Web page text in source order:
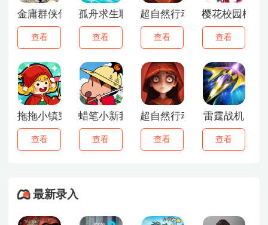
金庸群侠传3重制版
查看
孤舟求生联机版
查看
超自然行动组
查看
樱花校园模拟
查看
拖拖小镇穿越忙碌的世界
查看
蜡笔小新我与博士的暑假
查看
超自然行动组云玩版
查看
雷霆战机
查看
最新录入